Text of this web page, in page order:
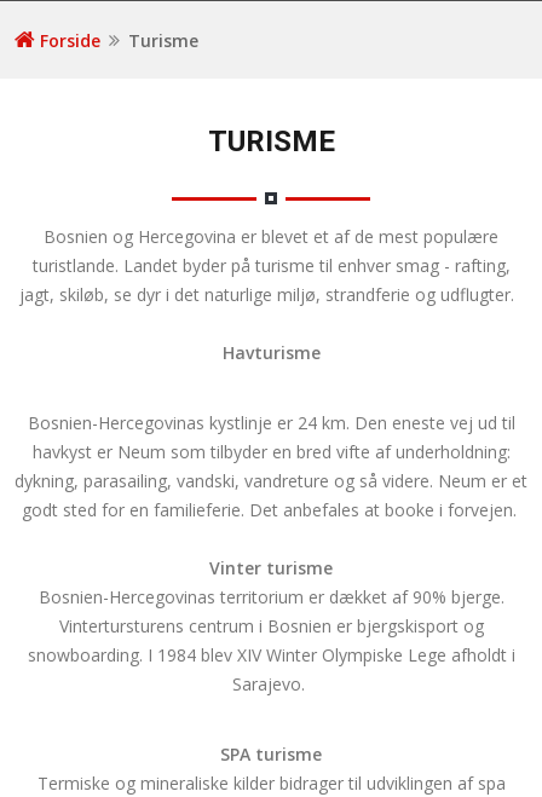
Forside Turisme
TURISME
Bosnien og Hercegovina er blevet et af de mest populære
turistlande. Landet byder på turisme til enhver smag - rafting,
jagt, skiløb, se dyr i det naturlige miljø, strandferie og udflugter.
Havturisme
Bosnien-Hercegovinas kystlinje er 24 km. Den eneste vej ud til
havkyst er Neum som tilbyder en bred vifte af underholdning:
dykning, parasailing, vandski, vandreture og så videre. Neum er et
godt sted for en familieferie. Det anbefales at booke i forvejen.
Vinter turisme
Bosnien-Hercegovinas territorium er dækket af 90% bjerge.
Vintertursturens centrum i Bosnien er bjergskisport og
snowboarding. I 1984 blev XIV Winter Olympiske Lege afholdt i
Sarajevo.
SPA turisme
Termiske og mineraliske kilder bidrager til udviklingen af spa